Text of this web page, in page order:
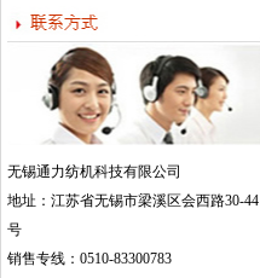
无锡通力纺机科技有限公司
地址：江苏省无锡市梁溪区会西路30-44
号
销售专线：0510-83300783